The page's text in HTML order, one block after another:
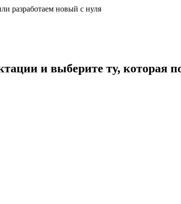
разработаем новый с нуля
и выберите ту, которая